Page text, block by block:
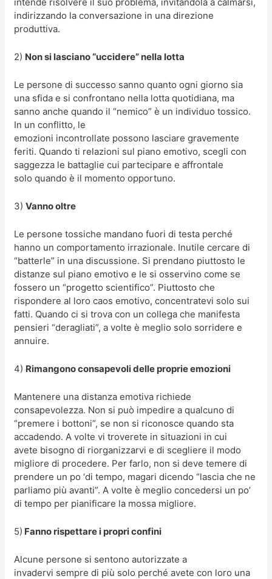
indirizzando la conversazione in una direzione
produttiva.
2) Non si lasciano “uccidere” nella lotta
Le persone di successo sanno quanto ogni giorno sia
una sfida e si confrontano nella lotta quotidiana, ma
sanno anche quando il “nemico” è un individuo tossico.
In un conflitto, le
emozioni incontrollate possono lasciare gravemente
feriti. Quando ti relazioni sul piano emotivo, scegli con
saggezza le battaglie cui partecipare e affrontale
solo quando è il momento opportuno.
3)Vanno oltre
Le persone tossiche mandano fuori di testa perché
hanno un comportamento irrazionale. Inutile cercare di
“batterle” in una discussione. Si prendano piuttosto le
distanze sul piano emotivo e le si osservino come se
fossero un “progetto scientifico”. Piuttosto che
rispondere al loro caos emotivo, concentratevi solo sui
fatti. Quando ci si trova con un collega che manifesta
pensieri “deragliati”, a volte è meglio solo sorridere e
annuire.
4) Rimangono consapevoli delle proprie emozioni
Mantenere una distanza emotiva richiede
consapevolezza. Non si può impedire a qualcuno di
“premere i bottoni”, se non si riconosce quando sta
accadendo. A volte vi troverete in situazioni in cui
avete bisogno di riorganizzarvi e di scegliere il modo
migliore di procedere. Per farlo, non si deve temere di
prendere un po ‘di tempo, magari dicendo “lascia che ne
parliamo più avanti”. A volte è meglio concedersi un po’
di tempo per pianificare la mossa migliore.
5) Fanno rispettare i propri confini
Alcune persone si sentono autorizzate a
invadervi sempre di più solo perché avete con loro una